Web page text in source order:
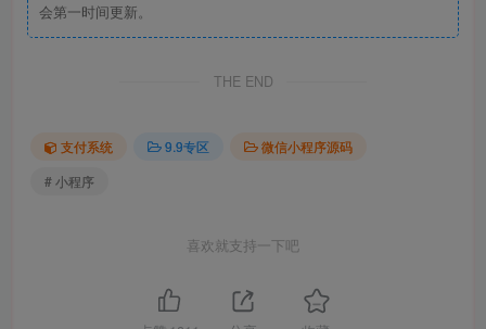
会第一时间更新。
THE END
支付系统 9.9专区
微信小程序源码
# 小程序
喜欢就支持一下吧